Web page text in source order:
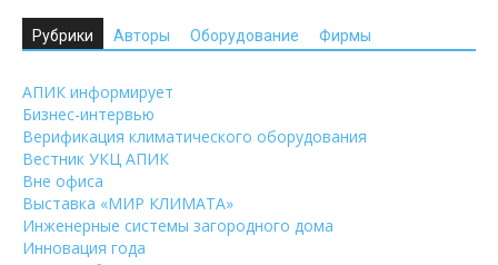
Рубрики Авторы Оборудование Фирмы
АПИК информирует
Бизнес-интервью
Верификация климатического оборудования
Вестник УКЦ АПИК
Вне офиса
Выставка «МИР КЛИМАТА»
Инженерные системы загородного дома
Инновация года